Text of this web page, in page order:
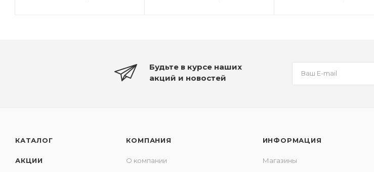
Будьте в курсе наших
акций и новостей
КАТАЛОГ
АКЦИИ
КОМПАНИЯ
О компании
ИНФОРМАЦИЯ
Магазины